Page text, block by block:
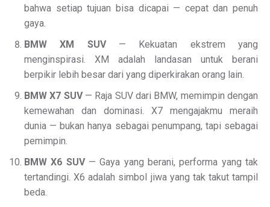
bahwa setiap tujuan bisa dicapai — cepat dan penuh
gaya.
BMW XM SUV— Kekuatan ekstrem yang
menginspirasi. XM adalah landasan untuk berani
berpikir lebih besar dari yang diperkirakan orang lain.
BMW X7 SUV— Raja SUV dari BMW, memimpin dengan
kemewahan dan dominasi. X7 mengajakmu meraih
dunia — bukan hanya sebagai penumpang, tapi sebagai
pemimpin.
BMW X6 SUV— Gaya yang berani, performa yang tak
tertandingi. X6 adalah simbol jiwa yang tak takut tampil
beda.